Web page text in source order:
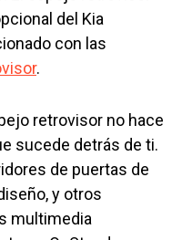
del Kia
con las
.
retrovisor no hace
sucede detrás de ti.
de puertas de
y otros
multimedia